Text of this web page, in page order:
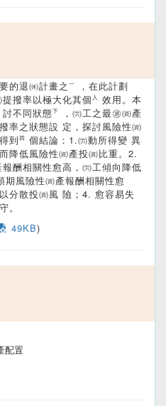
的退㉁計畫之㆒，在此計劃
撥率以極大化其個㆟效用。本
不同狀態㆘，㈸工之最㊜㈾產
率之狀態設 定，探討風險性㈾
到㆕個結論：1.㈸動所得變 異
降低風險性㈾產投㈾比重。2.
酬相關性愈高，㈸工傾向降低
風險性㈾產報酬相關性愈
分散投㈾風 險；4. 愈容易失
。
49KB)
配置